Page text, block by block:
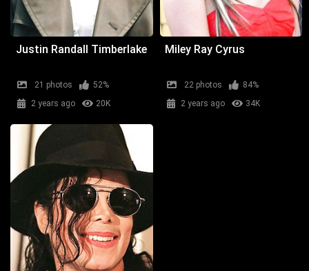
Justin Randall Timberlake
21 photos
52%
2 years ago
20K
Miley Ray Cyrus
22 photos
84%
2 years ago
34K